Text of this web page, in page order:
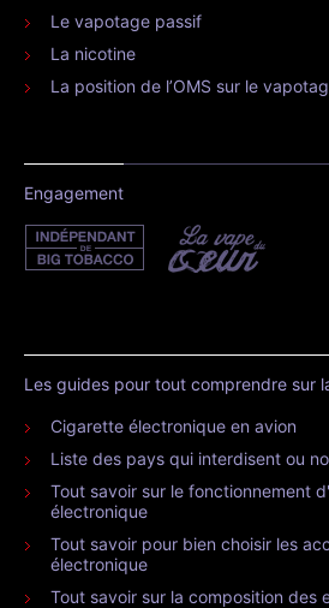
Le vapotage passif
La nicotine
La position de l’OMS sur le
Engagement
Les guides pour tout comprendre sur
Cigarette électronique en avion
Liste des pays qui interdisent ou
Tout savoir sur le fonctionnement
électronique
Tout savoir pour bien choisir les
électronique
Tout savoir sur la composition des